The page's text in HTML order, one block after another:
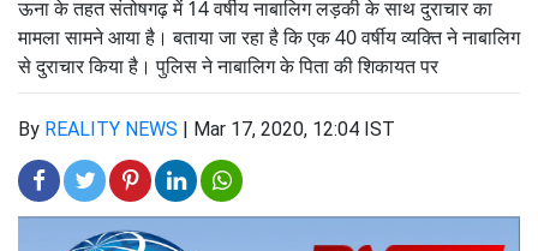
ऊना के तहत संतोषगढ़ में 14 वर्षीय नाबालिग लड़की के साथ दुराचार का
मामला सामने आया है। बताया जा रहा है कि एक 40 वर्षीय व्यक्ति ने नाबालिग
से दुराचार किया है। पुलिस ने नाबालिग के पिता की शिकायत पर
By REALITY NEWS | Mar 17, 2020, 12:04 IST